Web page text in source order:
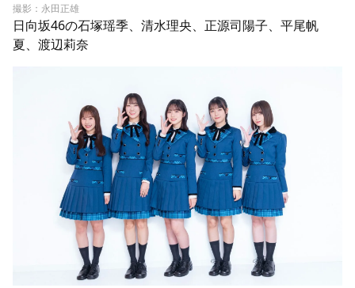
撮影：永田正雄
日向坂46の石塚瑶季、清水理央、正源司陽子、平尾帆
夏、渡辺莉奈